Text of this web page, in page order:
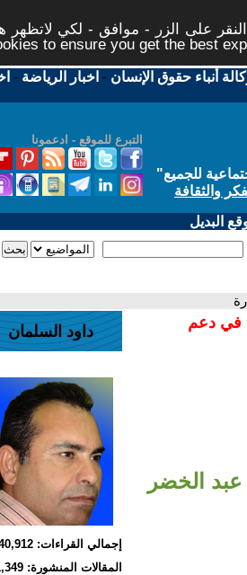
على الزر - موافق - لكي لاتظهر
to ensure you get the best
أنباء حقوق الإنسان - اخبار الرياضة -
التبرع للموقع - ادعمونا
للجميع"
والثقافة
البديل
في دعم
الخضر
داود السلمان
إجمالي القراءات: 6,740,912
المقالات المنشورة: 1,349